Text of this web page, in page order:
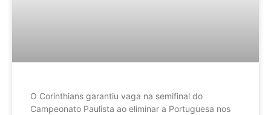
O Corinthians garantiu vaga na semifinal do
Campeonato Paulista ao eliminar a Portuguesa nos